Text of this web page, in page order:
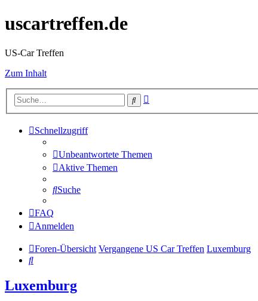
uscartreffen.de
US-Car Treffen
Zum Inhalt
Suche
Schnellzugriff
Unbeantwortete Themen
Aktive Themen
Suche
FAQ
Anmelden
Foren-Übersicht Vergangene US Car Treffen Luxemburg
Suche
Luxemburg